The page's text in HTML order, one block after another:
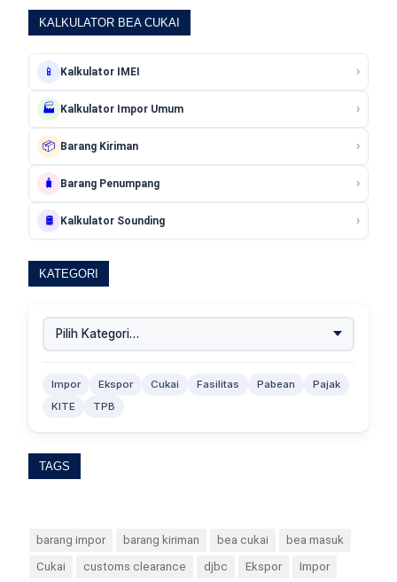
KALKULATOR BEA CUKAI
📱 Kalkulator IMEI ›
🏭 Kalkulator Impor Umum ›
📦 Barang Kiriman ›
🧳 Barang Penumpang ›
🛢️ Kalkulator Sounding ›
KATEGORI
Impor Ekspor Cukai Fasilitas Pabean
Pajak
KITE
TPB
TAGS
barang impor barang kiriman bea cukai
bea masuk
Cukai
customs clearance djbc Ekspor
Impor